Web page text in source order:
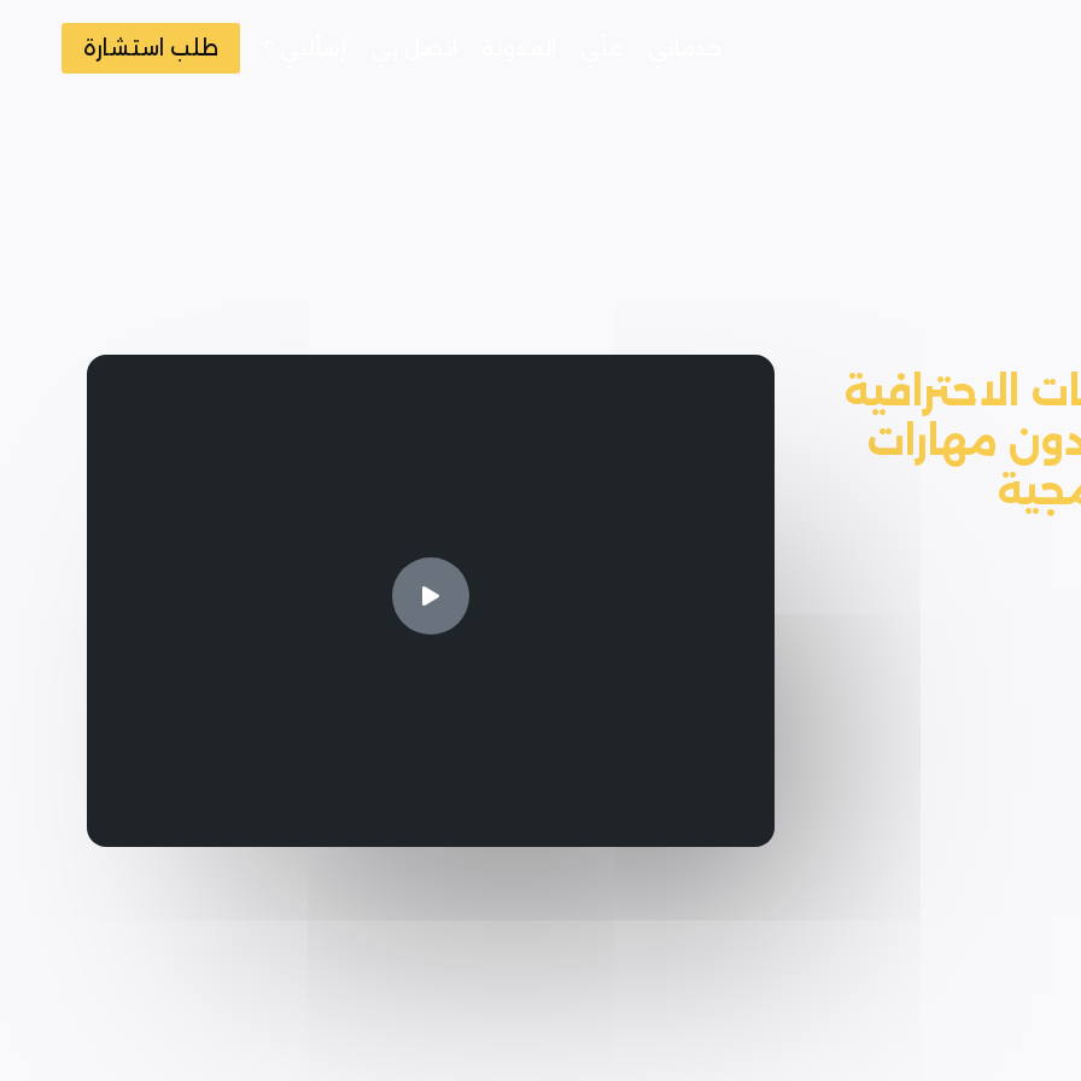
طلب استشارة
الاحترافية
مهارات